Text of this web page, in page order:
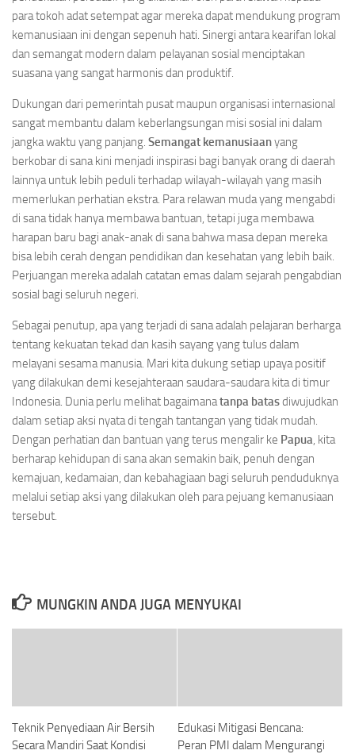
para tokoh adat setempat agar mereka dapat mendukung program
kemanusiaan ini dengan sepenuh hati. Sinergi antara kearifan lokal
dan semangat modern dalam pelayanan sosial menciptakan
suasana yang sangat harmonis dan produktif.
Dukungan dari pemerintah pusat maupun organisasi internasional
sangat membantu dalam keberlangsungan misi sosial ini dalam
jangka waktu yang panjang. Semangat kemanusiaanyang
berkobar di sana kini menjadi inspirasi bagi banyak orang di daerah
lainnya untuk lebih peduli terhadap wilayah-wilayah yang masih
memerlukan perhatian ekstra. Para relawan muda yang mengabdi
di sana tidak hanya membawa bantuan, tetapi juga membawa
harapan baru bagi anak-anak di sana bahwa masa depan mereka
bisa lebih cerah dengan pendidikan dan kesehatan yang lebih baik.
Perjuangan mereka adalah catatan emas dalam sejarah pengabdian
sosial bagi seluruh negeri.
Sebagai penutup, apa yang terjadi di sana adalah pelajaran berharga
tentang kekuatan tekad dan kasih sayang yang tulus dalam
melayani sesama manusia. Mari kita dukung setiap upaya positif
yang dilakukan demi kesejahteraan saudara-saudara kita di timur
Indonesia. Dunia perlu melihat bagaimanatanpa batasdiwujudkan
dalam setiap aksi nyata di tengah tantangan yang tidak mudah.
Dengan perhatian dan bantuan yang terus mengalir ke Papua, kita
berharap kehidupan di sana akan semakin baik, penuh dengan
kemajuan, kedamaian, dan kebahagiaan bagi seluruh penduduknya
melalui setiap aksi yang dilakukan oleh para pejuang kemanusiaan
tersebut.
MUNGKIN ANDA JUGA MENYUKAI
Teknik Penyediaan Air Bersih
Secara Mandiri Saat Kondisi
Edukasi Mitigasi Bencana:
Peran PMI dalam Mengurangi